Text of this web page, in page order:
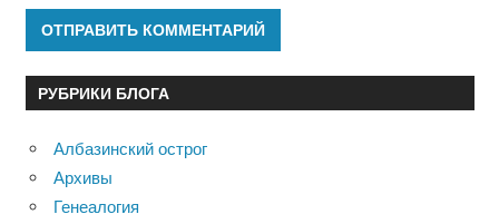
РУБРИКИ БЛОГА
Албазинский острог
Архивы
Генеалогия